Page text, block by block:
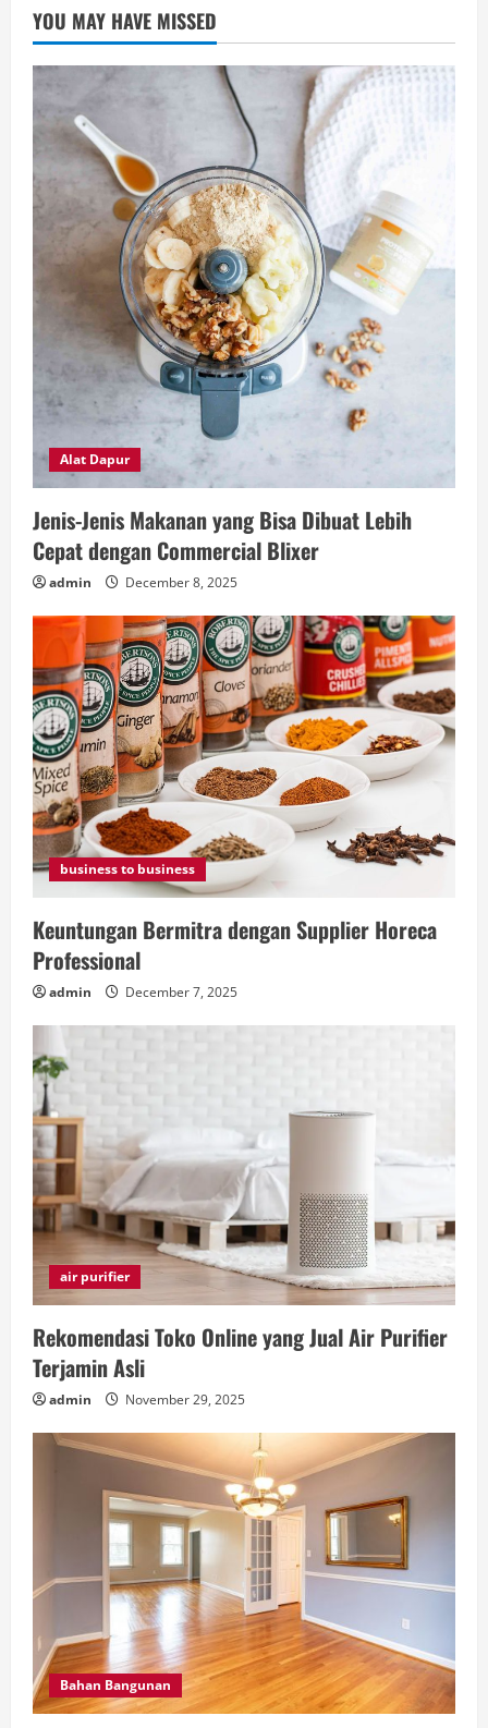
YOU MAY HAVE MISSED
Alat Dapur
Jenis-Jenis Makanan yang Bisa Dibuat Lebih
Cepat dengan Commercial Blixer
admin December 8, 2025
business to business
Keuntungan Bermitra dengan Supplier Horeca
Professional
admin December 7, 2025
air purifier
Rekomendasi Toko Online yang Jual Air Purifier
Terjamin Asli
admin November 29, 2025
Bahan Bangunan